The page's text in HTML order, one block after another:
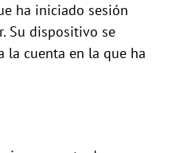
ha iniciado sesión
Su dispositivo se
la cuenta en la que ha